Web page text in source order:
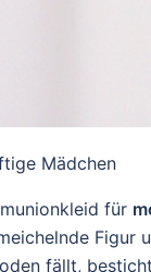
Mädchen
für
fällt,